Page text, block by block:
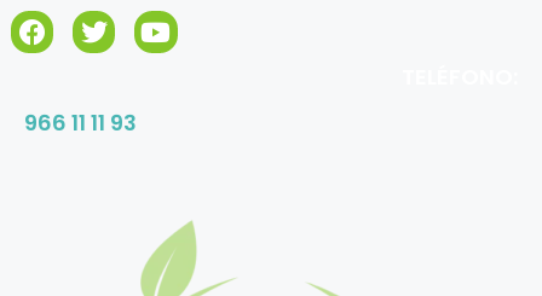
966 11 11 93